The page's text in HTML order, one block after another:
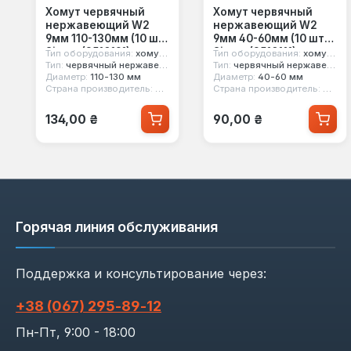
Хомут червячный
нержавеющий W2
9мм 110-130мм (10 шт)
Sigma (2510191)
Тип оборудования: хомут червячный
Тип: червячный нержавеющий w2
Диаметр: 110-130 мм
Страна производитель: Китай
Обычная цена:
134,00 ₴
Хомут червячный
нержавеющий W2
9мм 40-60мм (10 шт)
Sigma (2510111)
Тип оборудования: хомут червячный
Тип: червячный нержавеющий w2
Диаметр: 40-60 мм
Страна производитель: Китай
Обычная цена:
90,00 ₴
Горячая линия обслуживания
Поддержка и консультирование через:
+38 (067) 295‑89‑12
Пн-Пт, 9:00 - 18:00